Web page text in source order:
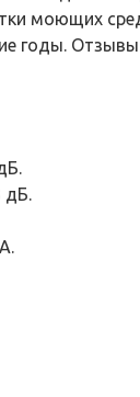
моющих
годы.
дБ.